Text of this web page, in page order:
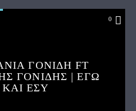
0
ΓΟΝΙΔΗ FT
ΓΟΝΙΔΗΣ | ΕΓΩ
ΚΑΙ ΕΣΥ